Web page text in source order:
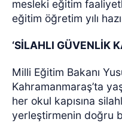
mesleki eğitim
eğitim öğretim yılı
‘SİLAHLI GÜVENLİK
Milli Eğitim Bakanı
Kahramanmaraş’ta
her okul kapısına
yerleştirmenin doğru